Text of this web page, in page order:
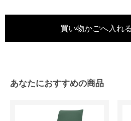
あなたにおすすめの商品